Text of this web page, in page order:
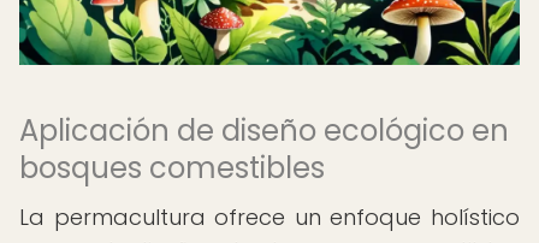
Aplicación de diseño ecológico en
bosques comestibles
La permacultura ofrece un enfoque holístico